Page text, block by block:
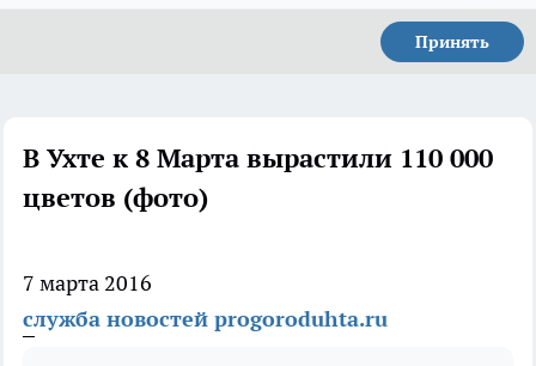
Принять
В Ухте к 8 Марта вырастили 110 000
цветов (фото)
7 марта 2016
служба новостей progoroduhta.ru